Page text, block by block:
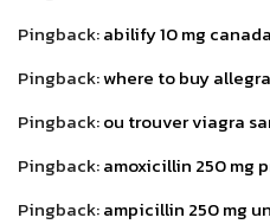
Pingback:abilify 10 mg canada
Pingback:where to buy
Pingback:ou trouver viagra
Pingback:amoxicillin 250 mg
Pingback:ampicillin 250 mg